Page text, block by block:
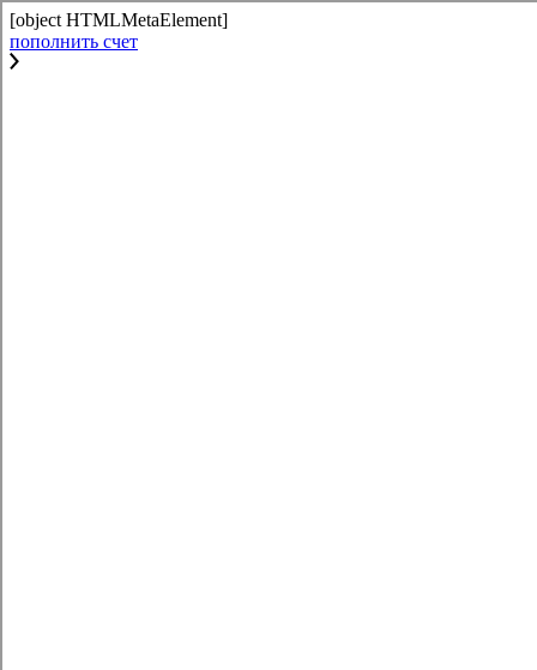
[object HTMLMetaElement]
пополнить счет